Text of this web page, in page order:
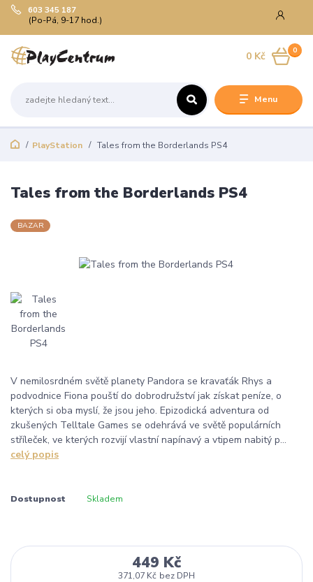
Menu
603 345 187
(Po-Pá, 9-17 hod.)
0
0 Kč
PlayStation Tales from the Borderlands PS4
Tales from the Borderlands PS4
BAZAR
V nemilosrdném světě planety Pandora se kravaťák Rhys a
podvodnice Fiona pouští do dobrodružství jak získat peníze, o
kterých si oba myslí, že jsou jeho. Epizodická adventura od
zkušených Telltale Games se odehrává ve světě populárních
stříleček, ve kterých rozvijí vlastní napínavý a vtipem nabitý p...
celý popis
Dostupnost Skladem
449 Kč
371,07 Kč bez DPH